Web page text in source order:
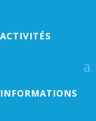
ACTIVITÉS
INFORMATIONS